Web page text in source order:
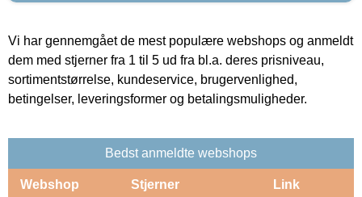
Vi har gennemgået de mest populære webshops og anmeldt
dem med stjerner fra 1 til 5 ud fra bl.a. deres prisniveau,
sortimentstørrelse, kundeservice, brugervenlighed,
betingelser, leveringsformer og betalingsmuligheder.
Bedst anmeldte webshops
Webshop Stjerner Link